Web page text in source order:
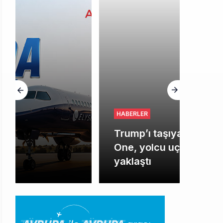
HABERLER
Trump’ı taşıyan Marine
One, yolcu uçağına fazla
yaklaştı